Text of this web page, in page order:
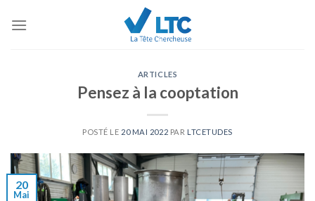
ARTICLES
Pensez à la cooptation
POSTÉ LE 20 MAI 2022 PAR LTCETUDES
20
Mai